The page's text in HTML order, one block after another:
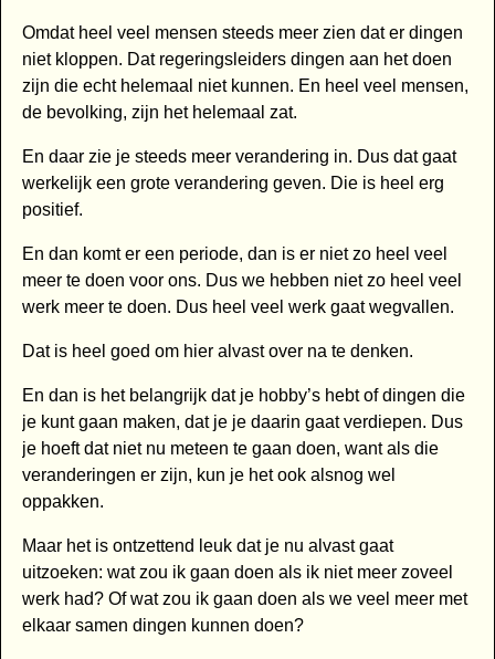
Omdat heel veel mensen steeds meer zien dat er dingen
niet kloppen. Dat regeringsleiders dingen aan het doen
zijn die echt helemaal niet kunnen. En heel veel mensen,
de bevolking, zijn het helemaal zat.
En daar zie je steeds meer verandering in. Dus dat gaat
werkelijk een grote verandering geven. Die is heel erg
positief.
En dan komt er een periode, dan is er niet zo heel veel
meer te doen voor ons. Dus we hebben niet zo heel veel
werk meer te doen. Dus heel veel werk gaat wegvallen.
Dat is heel goed om hier alvast over na te denken.
En dan is het belangrijk dat je hobby’s hebt of dingen die
je kunt gaan maken, dat je je daarin gaat verdiepen. Dus
je hoeft dat niet nu meteen te gaan doen, want als die
veranderingen er zijn, kun je het ook alsnog wel
oppakken.
Maar het is ontzettend leuk dat je nu alvast gaat
uitzoeken: wat zou ik gaan doen als ik niet meer zoveel
werk had? Of wat zou ik gaan doen als we veel meer met
elkaar samen dingen kunnen doen?